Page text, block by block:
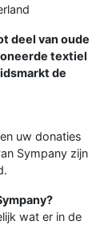
deel van oude
textiel
de
uw donaties
Sympany zijn
wat er in de